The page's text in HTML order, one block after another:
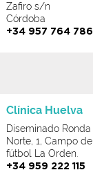
Zafiro s/n
Córdoba
+34 957 764 786
Clínica Huelva
Diseminado Ronda
Norte, 1, Campo de
fútbol La Orden.
+34 959 222 115